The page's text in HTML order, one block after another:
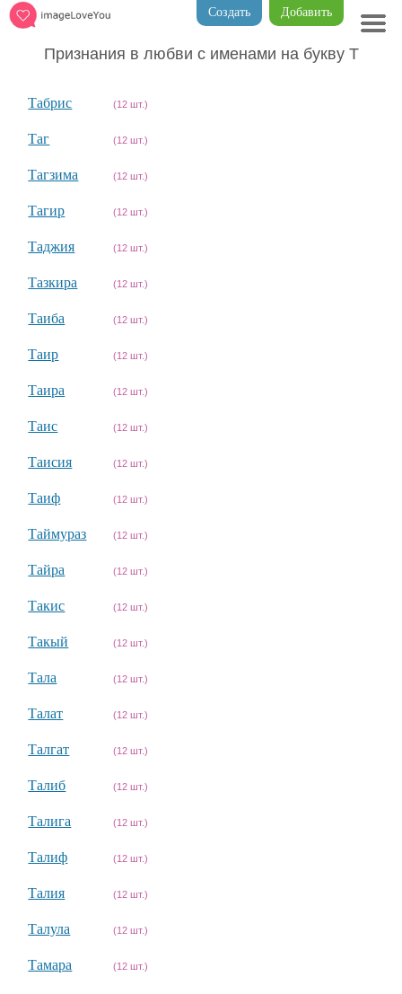
Добавить
Создать
Признания в любви с именами на букву Т
Табрис (12 шт.)
Таг (12 шт.)
Тагзима (12 шт.)
Тагир (12 шт.)
Таджия (12 шт.)
Тазкира (12 шт.)
Таиба (12 шт.)
Таир (12 шт.)
Таира (12 шт.)
Таис (12 шт.)
Таисия (12 шт.)
Таиф (12 шт.)
Таймураз (12 шт.)
Тайра (12 шт.)
Такис (12 шт.)
Такый (12 шт.)
Тала (12 шт.)
Талат (12 шт.)
Талгат (12 шт.)
Талиб (12 шт.)
Талига (12 шт.)
Талиф (12 шт.)
Талия (12 шт.)
Талула (12 шт.)
Тамара (12 шт.)